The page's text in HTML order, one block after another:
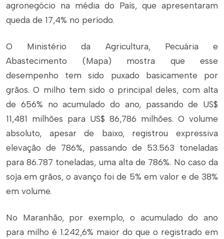
agronegócio na média do País, que apresentaram
queda de 17,4% no período.
O Ministério da Agricultura, Pecuária e
Abastecimento (Mapa) mostra que esse
desempenho tem sido puxado basicamente por
grãos. O milho tem sido o principal deles, com alta
de 656% no acumulado do ano, passando de US$
11,481 milhões para US$ 86,786 milhões. O volume
absoluto, apesar de baixo, registrou expressiva
elevação de 786%, passando de 53.563 toneladas
para 86.787 toneladas, uma alta de 786%. No caso da
soja em grãos, o avanço foi de 5% em valor e de 38%
em volume.
No Maranhão, por exemplo, o acumulado do ano
para milho é 1.242,6% maior do que o registrado em